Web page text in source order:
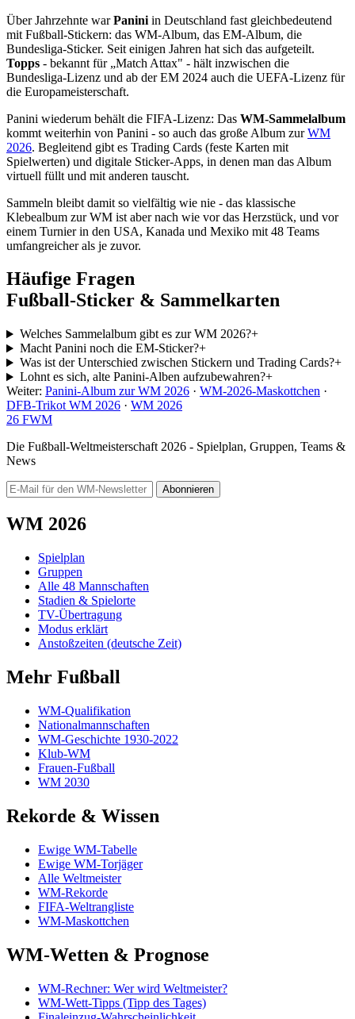
Über Jahrzehnte warPanini in Deutschland fast gleichbedeutend
mit Fußball-Stickern: das WM-Album, das EM-Album, die
Bundesliga-Sticker. Seit einigen Jahren hat sich das aufgeteilt.
Topps - bekannt für „Match Attax" - hält inzwischen die
Bundesliga-Lizenz und ab der EM 2024 auch die UEFA-Lizenz für
die Europameisterschaft.
Panini wiederum behält die FIFA-Lizenz: Das WM-Sammelalbum
kommt weiterhin von Panini - so auch das große Album zurWM
2026. Begleitend gibt es Trading Cards (feste Karten mit
Spielwerten) und digitale Sticker-Apps, in denen man das Album
virtuell füllt und mit anderen tauscht.
Sammeln bleibt damit so vielfältig wie nie - das klassische
Klebealbum zur WM ist aber nach wie vor das Herzstück, und vor
einem Turnier in den USA, Kanada und Mexiko mit 48 Teams
umfangreicher als je zuvor.
Häufige Fragen
Fußball-Sticker & Sammelkarten
Welches Sammelalbum gibt es zur WM 2026?+
Macht Panini noch die EM-Sticker?+
Was ist der Unterschied zwischen Stickern und Trading Cards?+
Lohnt es sich, alte Panini-Alben aufzubewahren?+
Weiter: Panini-Album zur WM 2026 · WM-2026-Maskottchen ·
DFB-Trikot WM 2026 · WM 2026
26 FWM
Die Fußball-Weltmeisterschaft 2026 - Spielplan, Gruppen, Teams &
News
Abonnieren
WM 2026
Spielplan
Gruppen
Alle 48 Mannschaften
Stadien & Spielorte
TV-Übertragung
Modus erklärt
Anstoßzeiten (deutsche Zeit)
Mehr Fußball
WM-Qualifikation
Nationalmannschaften
WM-Geschichte 1930-2022
Klub-WM
Frauen-Fußball
WM 2030
Rekorde & Wissen
Ewige WM-Tabelle
Ewige WM-Torjäger
Alle Weltmeister
WM-Rekorde
FIFA-Weltrangliste
WM-Maskottchen
WM-Wetten & Prognose
WM-Rechner: Wer wird Weltmeister?
WM-Wett-Tipps (Tipp des Tages)